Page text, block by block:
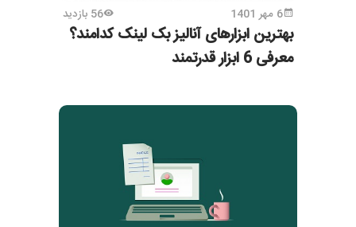
6 مهر 1401 56 بازدید
بهترین ابزارهای آنالیز بک لینک کدامند؟
معرفی 6 ابزار قدرتمند